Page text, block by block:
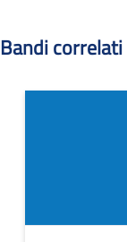
Bandi correlati